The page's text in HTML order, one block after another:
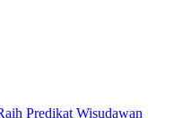
Predikat Wisudawan